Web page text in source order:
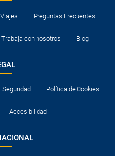
Preguntas Frecuentes
Trabaja con nosotros Blog
Seguridad Política de Cookies
Accesibilidad